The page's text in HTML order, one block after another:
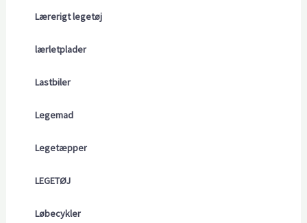
Lærerigt legetøj
lærletplader
Lastbiler
Legemad
Legetæpper
LEGETØJ
Løbecykler